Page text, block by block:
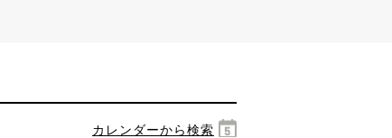
カレンダーから検索